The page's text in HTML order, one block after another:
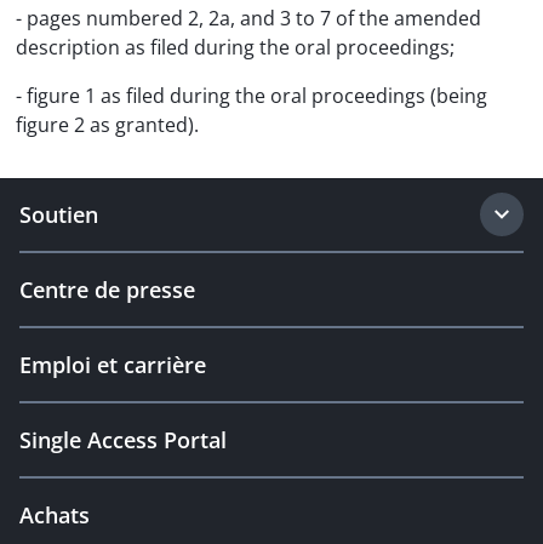
- pages numbered 2, 2a, and 3 to 7 of the amended
description as filed during the oral proceedings;
- figure 1 as filed during the oral proceedings (being
figure 2 as granted).
Soutien
Centre de presse
Emploi et carrière
Single Access Portal
Achats